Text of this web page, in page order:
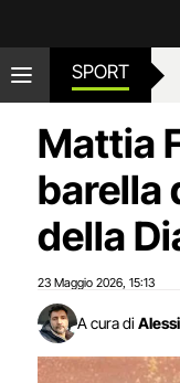
SPORT
Mattia
barella
della
23 Maggio 2026 15:13
A cura di